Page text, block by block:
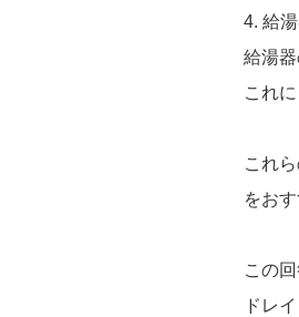
4. 給
給湯
これ
これ
をお
この
ドレ